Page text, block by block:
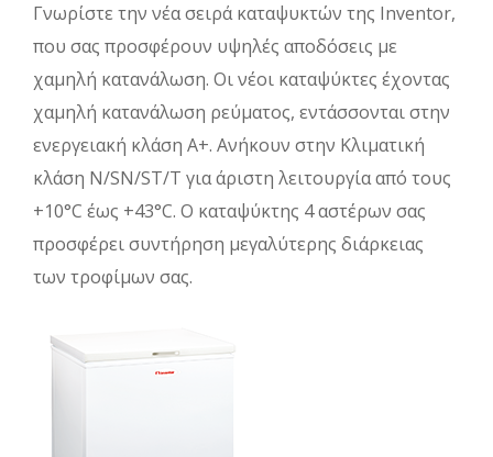
Γνωρίστε την νέα σειρά καταψυκτών της Ιnventor,
που σας προσφέρουν υψηλές αποδόσεις με
χαμηλή κατανάλωση. Οι νέοι καταψύκτες έχοντας
χαμηλή κατανάλωση ρεύματος, εντάσσονται στην
ενεργειακή κλάση Α+. Ανήκουν στην Κλιματική
κλάση N/SN/ST/T για άριστη λειτουργία από τους
+10°C έως +43°C. Ο καταψύκτης 4 αστέρων σας
προσφέρει συντήρηση μεγαλύτερης διάρκειας
των τροφίμων σας.